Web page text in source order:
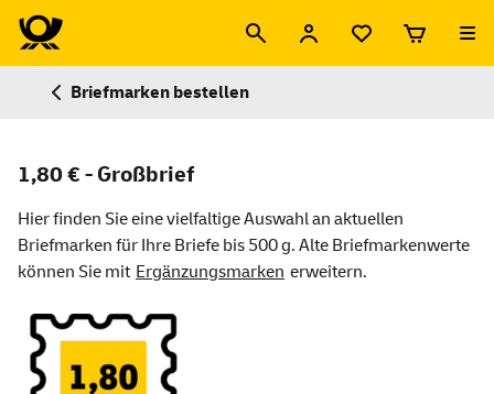
Briefmarken bestellen
1,80 € - Großbrief
Hier finden Sie eine vielfaltige Auswahl an aktuellen
Briefmarken für Ihre Briefe bis 500 g. Alte Briefmarkenwerte
können Sie mit Ergänzungsmarken erweitern.